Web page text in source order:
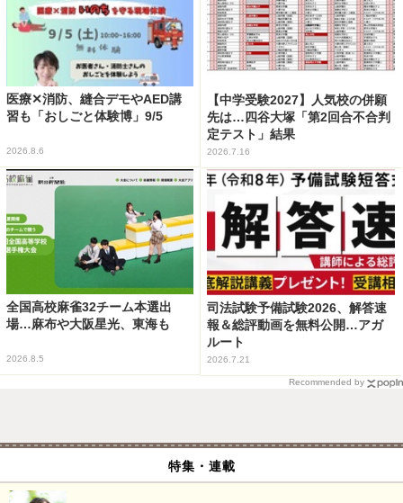
医療✕消防、縫合デモやAED講
習も「おしごと体験博」9/5
2026.8.6
【中学受験2027】人気校の併願
先は…四谷大塚「第2回合不合判
定テスト」結果
2026.7.16
全国高校麻雀32チーム本選出
場…麻布や大阪星光、東海も
2026.8.5
司法試験予備試験2026、解答速
報＆総評動画を無料公開…アガ
ルート
2026.7.21
Recommended by
特集・連載